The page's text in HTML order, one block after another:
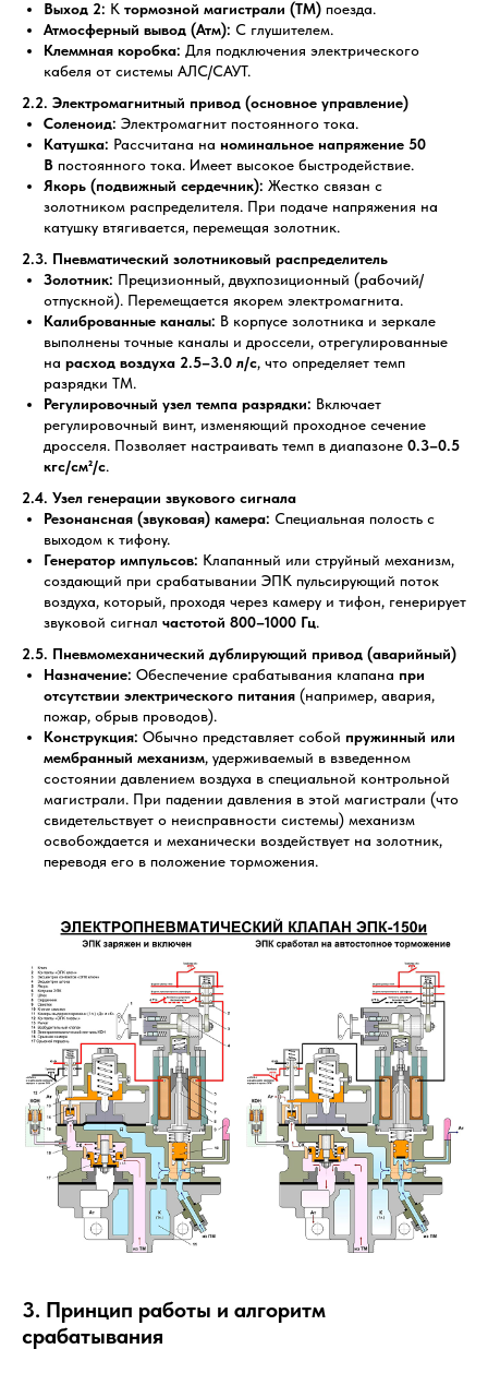
Выход 2: К тормозной магистрали (ТМ) поезда.
Атмосферный вывод (Атм): С глушителем.
Клеммная коробка: Для подключения электрического
кабеля от системы АЛС/САУТ.
2.2. Электромагнитный привод (основное управление)
Соленоид: Электромагнит постоянного тока.
Катушка: Рассчитана на номинальное напряжение 50
В постоянного тока. Имеет высокое быстродействие.
Якорь (подвижный сердечник): Жестко связан с
золотником распределителя. При подаче напряжения на
катушку втягивается, перемещая золотник.
2.3. Пневматический золотниковый распределитель
Золотник: Прецизионный, двухпозиционный (рабочий/
отпускной). Перемещается якорем электромагнита.
Калиброванные каналы: В корпусе золотника и зеркале
выполнены точные каналы и дроссели, отрегулированные
на расход воздуха 2.5–3.0 л/с, что определяет темп
разрядки ТМ.
Регулировочный узел темпа разрядки: Включает
регулировочный винт, изменяющий проходное сечение
дросселя. Позволяет настраивать темп в диапазоне 0.3–0.5
кгс/см²/с.
2.4. Узел генерации звукового сигнала
Резонансная (звуковая) камера: Специальная полость с
выходом к тифону.
Генератор импульсов: Клапанный или струйный механизм,
создающий при срабатывании ЭПК пульсирующий поток
воздуха, который, проходя через камеру и тифон, генерирует
звуковой сигнал частотой 800–1000 Гц.
2.5. Пневмомеханический дублирующий привод (аварийный)
Назначение: Обеспечение срабатывания клапана при
отсутствии электрического питания (например, авария,
пожар, обрыв проводов).
Конструкция: Обычно представляет собой пружинный или
мембранный механизм, удерживаемый в взведенном
состоянии давлением воздуха в специальной контрольной
магистрали. При падении давления в этой магистрали (что
свидетельствует о неисправности системы) механизм
освобождается и механически воздействует на золотник,
переводя его в положение торможения.
3. Принцип работы и алгоритм
срабатывания